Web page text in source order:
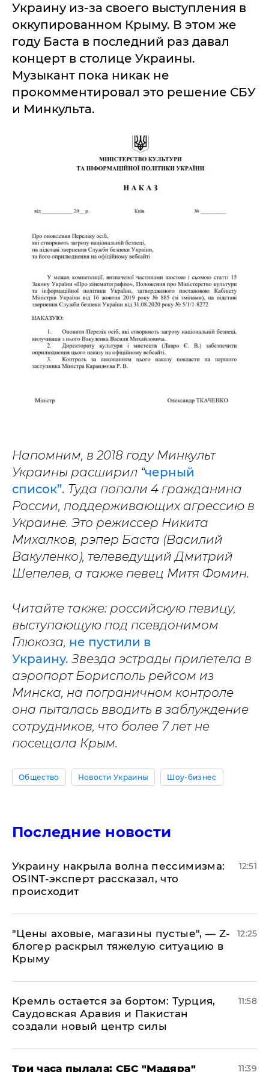
Украину из-за своего выступления в
оккупированном Крыму. В этом же
году Баста в последний раз давал
концерт в столице Украины.
Музыкант пока никак не
прокомментировал это решение СБУ
и Минкульта.
Напомним, в 2018 году Минкульт
Украины расширил “черный
список”. Туда попали 4 гражданина
России, поддерживающих агрессию в
Украине. Это режиссер Никита
Михалков, рэпер Баста (Василий
Вакуленко), телеведущий Дмитрий
Шепелев, а также певец Митя Фомин.
Читайте также: российскую певицу,
выступающую под псевдонимом
Глюкоза, не пустили в
Украину. Звезда эстрады прилетела в
аэропорт Борисполь рейсом из
Минска, на пограничном контроле
она пыталась вводить в заблуждение
сотрудников, что более 7 лет не
посещала Крым.
Общество Новости Украины Шоу-бизнес
Последние новости
​Украину накрыла волна пессимизма:
OSINT-эксперт рассказал, что
происходит
12:51
​"Цены аховые, магазины пустые", — Z-
блогер раскрыл тяжелую ситуацию в
Крыму
12:25
​Кремль остается за бортом: Турция,
Саудовская Аравия и Пакистан
создали новый центр силы
11:58
Три часа пылала: СБС "Мадяра" 11:39